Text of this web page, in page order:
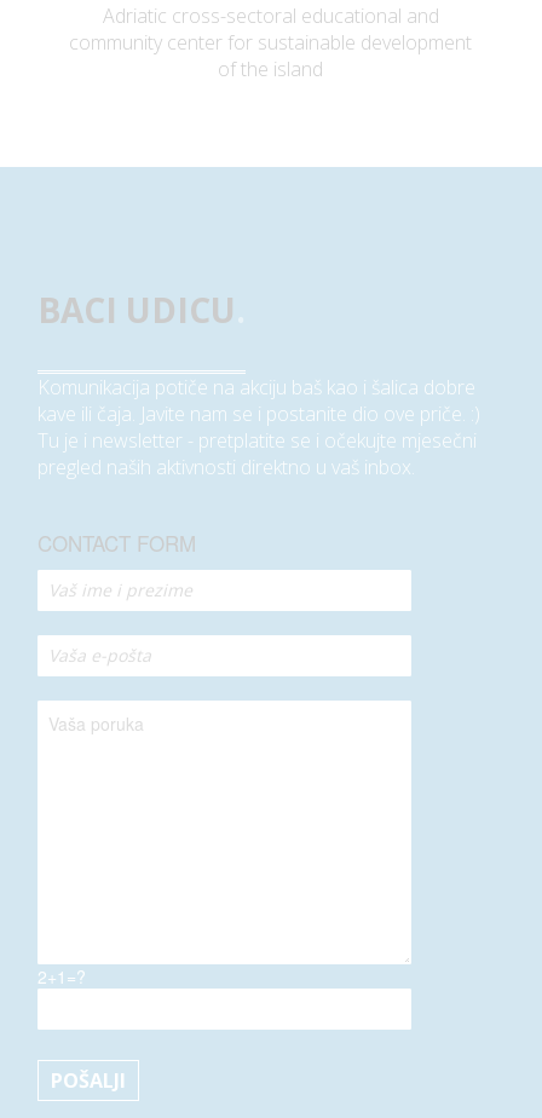
Adriatic cross-sectoral educational and
community center for sustainable development
of the island
BACI UDICU
Komunikacija potiče na akciju baš kao i šalica dobre
kave ili čaja. Javite nam se i postanite dio ove priče. :)
Tu je i newsletter - pretplatite se i očekujte mjesečni
pregled naših aktivnosti direktno u vaš inbox.
CONTACT FORM
2+1=?